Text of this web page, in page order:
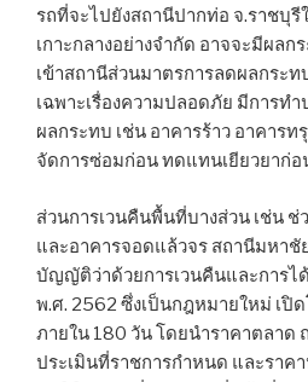
รถที่จะไปยังสถานีปากท่อ จ.ราชบุ
เกาะกลางอย่างจำกัด อาจจะมีผล
เข้าสถานีส่วนมาตรการลดผลกระท
เฉพาะเรื่องความปลอดภัย มีการท
ผลกระทบ เช่น อาคารร้าว อาคาร
จัดการซ่อมก่อน ทดแทนเยียวยาก่อ
ส่วนการเวนคืนพื้นที่บางส่วน เช่น ช่
และอาคารจอดแล้วจร สถานีมหาชั
บัญญัติว่าด้วยการเวนคืนและการไ
พ.ศ. 2562 ซึ่งเป็นกฎหมายใหม่ เปิ
ภายใน 180 วัน โดยนำราคาตลาด
ประเมินที่ราชการกำหนด และราค